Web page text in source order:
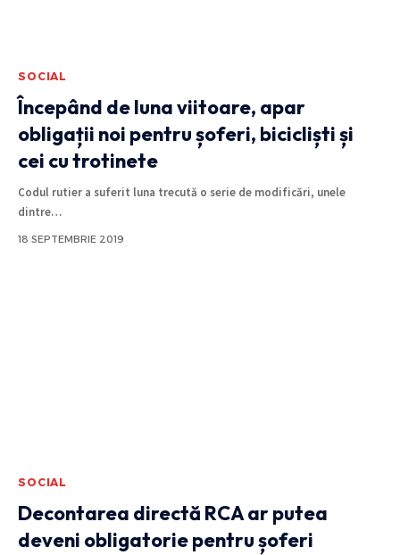
SOCIAL
Începând de luna viitoare, apar
obligații noi pentru șoferi, bicicliști și
cei cu trotinete
Codul rutier a suferit luna trecută o serie de modificări, unele
dintre…
18 SEPTEMBRIE 2019
SOCIAL
Decontarea directă RCA ar putea
deveni obligatorie pentru șoferi